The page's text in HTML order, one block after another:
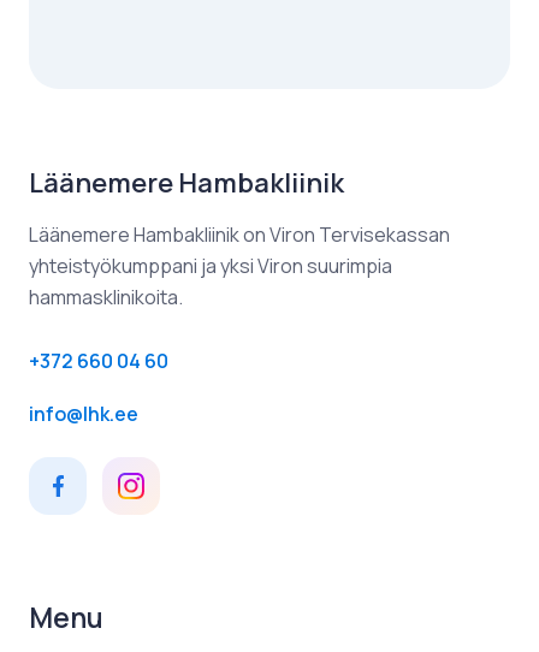
Läänemere Hambakliinik​
Läänemere Hambakliinik on Viron Tervisekassan
yhteistyökumppani ja yksi Viron suurimpia
hammasklinikoita.
+372 660 04 60
info@lhk.ee
Menu